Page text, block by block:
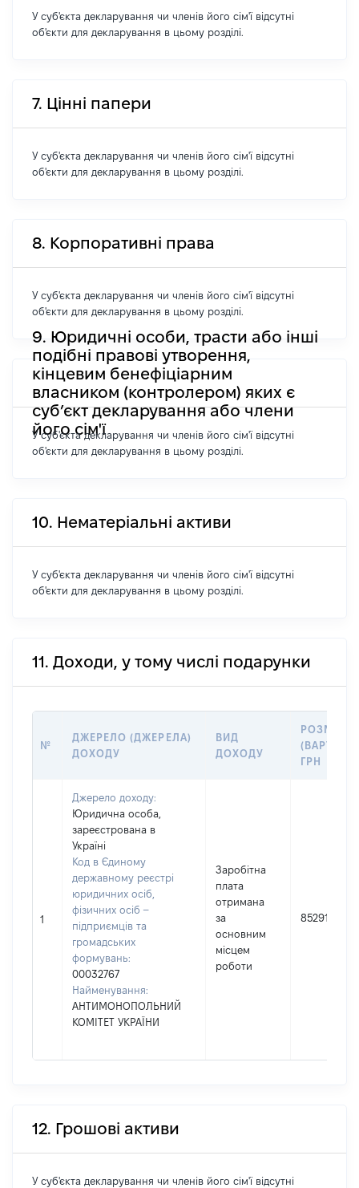
У суб'єкта декларування чи членів його сім'ї відсутні
об'єкти для декларування в цьому розділі.
7. Цінні папери
У суб'єкта декларування чи членів його сім'ї відсутні
об'єкти для декларування в цьому розділі.
8. Корпоративні права
У суб'єкта декларування чи членів його сім'ї відсутні
об'єкти для декларування в цьому розділі.
9. Юридичні особи, трасти або інші
подібні правові утворення,
кінцевим бенефіціарним
власником (контролером) яких є
суб’єкт декларування або члени
його сім'ї
У суб'єкта декларування чи членів його сім'ї відсутні
об'єкти для декларування в цьому розділі.
10. Нематеріальні активи
У суб'єкта декларування чи членів його сім'ї відсутні
об'єкти для декларування в цьому розділі.
11. Доходи, у тому числі подарунки
№
ДЖЕРЕЛО (ДЖЕРЕЛА)
ДОХОДУ
ВИД
ДОХОДУ
РОЗМІР
ГРН
1
Джерело доходу:
Юридична особа,
зареєстрована в
Україні
Код в Єдиному
державному реєстрі
юридичних осіб,
фізичних осіб –
підприємців та
громадських
формувань:
00032767
Найменування:
АНТИМОНОПОЛЬНИЙ
КОМІТЕТ УКРАЇНИ
Заробітна
плата
отримана
за
основним
місцем
роботи
852916
12. Грошові активи
У суб'єкта декларування чи членів його сім'ї відсутні